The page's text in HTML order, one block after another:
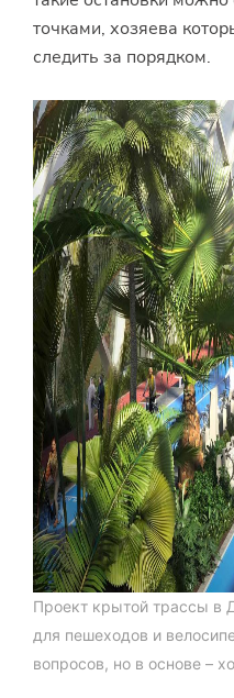
точками, хозяева
следить за порядком.
Проект крытой трассы в
для пешеходов и
вопросов, но в основе –